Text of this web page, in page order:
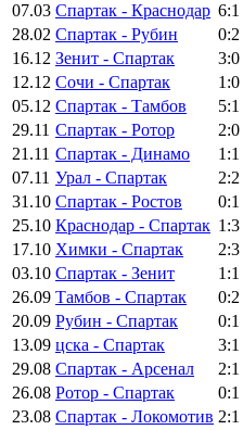
07.03 Спартак - Краснодар 6:1
28.02 Спартак - Рубин 0:2
16.12 Зенит - Спартак 3:0
12.12 Сочи - Спартак 1:0
05.12 Спартак - Тамбов 5:1
29.11 Спартак - Ротор 2:0
21.11 Спартак - Динамо 1:1
07.11 Урал - Спартак 2:2
31.10 Спартак - Ростов 0:1
25.10 Краснодар - Спартак 1:3
17.10 Химки - Спартак 2:3
03.10 Спартак - Зенит 1:1
26.09 Тамбов - Спартак 0:2
20.09 Рубин - Спартак 0:1
13.09 цска - Спартак 3:1
29.08 Спартак - Арсенал 2:1
26.08 Ротор - Спартак 0:1
23.08 Спартак - Локомотив 2:1